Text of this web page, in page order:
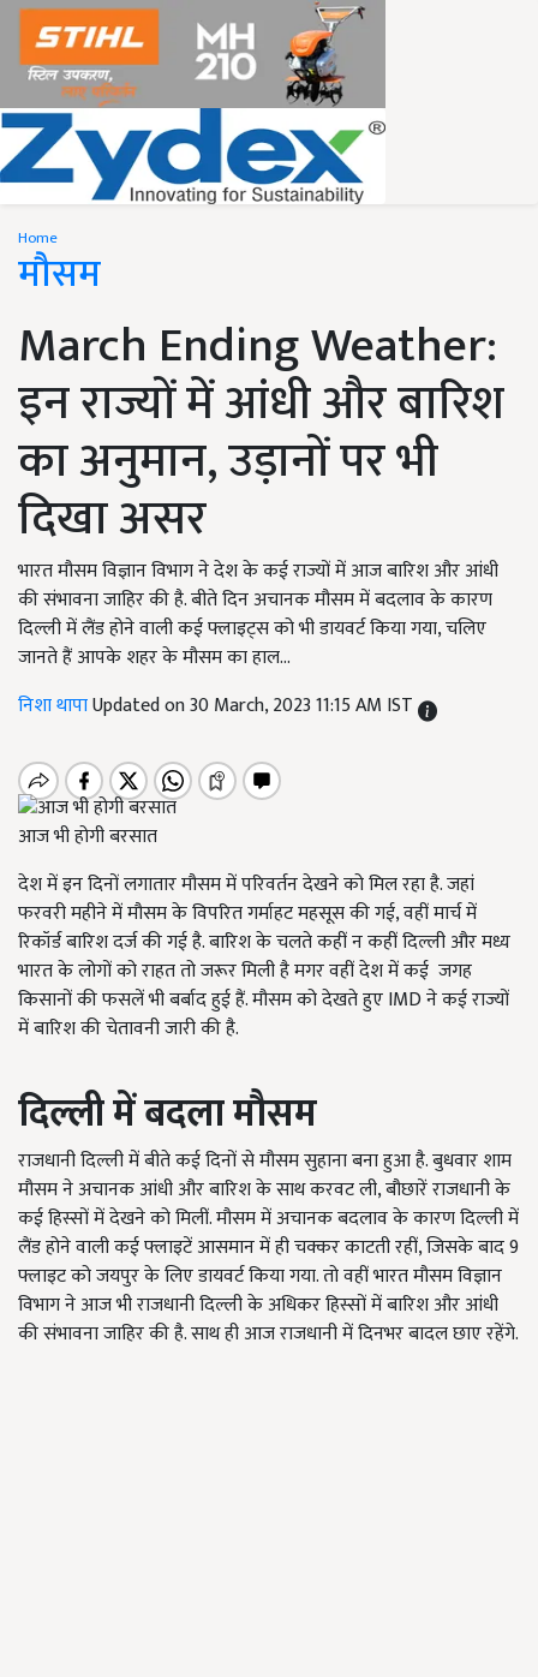
Home
मौसम
March Ending Weather:
इन राज्यों में आंधी और बारिश
का अनुमान, उड़ानों पर भी
दिखा असर
भारत मौसम विज्ञान विभाग ने देश के कई राज्यों में आज बारिश और आंधी
की संभावना जाहिर की है. बीते दिन अचानक मौसम में बदलाव के कारण
दिल्ली में लैंड होने वाली कई फ्लाइट्स को भी डायवर्ट किया गया, चलिए
जानते हैं आपके शहर के मौसम का हाल...
निशा थापाUpdated on 30 March, 2023 11:15 AM IST
आज भी होगी बरसात
देश में इन दिनों लगातार मौसम में परिवर्तन देखने को मिल रहा है. जहां
फरवरी महीने में मौसम के विपरित गर्माहट महसूस की गई, वहीं मार्च में
रिकॉर्ड बारिश दर्ज की गई है. बारिश के चलते कहीं न कहीं दिल्ली और मध्य
भारत के लोगों को राहत तो जरूर मिली है मगर वहीं देश में कई जगह
किसानों की फसलें भी बर्बाद हुई हैं. मौसम को देखते हुए IMD ने कई राज्यों
में बारिश की चेतावनी जारी की है.
दिल्ली में बदला मौसम
राजधानी दिल्ली में बीते कई दिनों से मौसम सुहाना बना हुआ है. बुधवार शाम
मौसम ने अचानक आंधी और बारिश के साथ करवट ली, बौछारें राजधानी के
कई हिस्सों में देखने को मिलीं. मौसम में अचानक बदलाव के कारण दिल्ली में
लैंड होने वाली कई फ्लाइटें आसमान में ही चक्कर काटती रहीं, जिसके बाद 9
फ्लाइट को जयपुर के लिए डायवर्ट किया गया. तो वहीं भारत मौसम विज्ञान
विभाग ने आज भी राजधानी दिल्ली के अधिकर हिस्सों में बारिश और आंधी
की संभावना जाहिर की है. साथ ही आज राजधानी में दिनभर बादल छाए रहेंगे.